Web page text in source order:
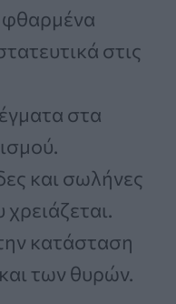
φθαρμένα
στις
στα
και σωλήνες
κατάσταση
και των θυρών.